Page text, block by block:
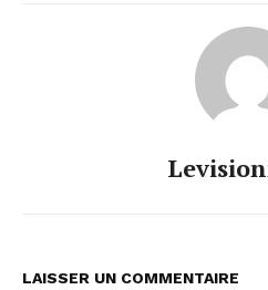
LAISSER UN COMMENTAIRE